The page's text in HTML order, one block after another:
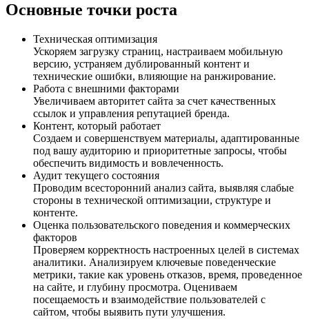
Основные точки роста
Техническая оптимизация
Ускоряем загрузку страниц, настраиваем мобильную
версию, устраняем дублированный контент и
технические ошибки, влияющие на ранжирование.
Работа с внешними факторами
Увеличиваем авторитет сайта за счет качественных
ссылок и управления репутацией бренда.
Контент, который работает
Создаем и совершенствуем материалы, адаптированные
под вашу аудиторию и приоритетные запросы, чтобы
обеспечить видимость и вовлеченность.
Аудит текущего состояния
Проводим всесторонний анализ сайта, выявляя слабые
стороны в технической оптимизации, структуре и
контенте.
Оценка пользовательского поведения и коммерческих
факторов
Проверяем корректность настроенных целей в системах
аналитики. Анализируем ключевые поведенческие
метрики, такие как уровень отказов, время, проведенное
на сайте, и глубину просмотра. Оцениваем
посещаемость и взаимодействие пользователей с
сайтом, чтобы выявить пути улучшения.